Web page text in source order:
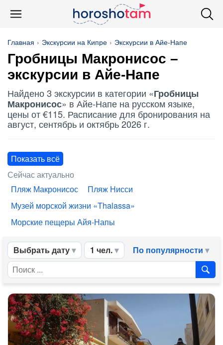
Главная Экскурсии на Кипре Экскурсии в Айе-Напе
Гробницы Макронисос –
экскурсии в Айе-Напе
Найдено 3 экскурсии в категории «Гробницы
Макронисос» в Айе-Напе на русском языке,
цены от €115. Расписание для бронирования на
август, сентябрь и октябрь 2026 г.
Показать всё
Сейчас актуально
Пляж Макронисос
Пляж Нисси
Музей морской жизни «Thalassa»
Морские пещеры Айя-Напы
Выбрать дату 1 чел. По популярности